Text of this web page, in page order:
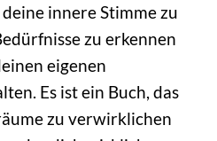
innere Stimme zu
zu erkennen
eigenen
Es ist ein Buch, das
zu verwirklichen